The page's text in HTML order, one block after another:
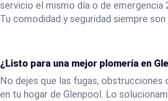
servicio el mismo día o de emergencia
Tu comodidad y seguridad siempre
¿Listo para una mejor plomería en
No dejes que las fugas, obstrucciones
en tu hogar de Glenpool. Lo